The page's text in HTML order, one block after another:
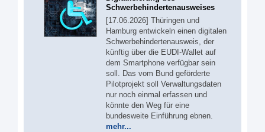
Schwerbehindertenausweises
[17.06.2026] Thüringen und
Hamburg entwickeln einen digitalen
Schwerbehindertenausweis, der
künftig über die EUDI-Wallet auf
dem Smartphone verfügbar sein
soll. Das vom Bund geförderte
Pilotprojekt soll Verwaltungsdaten
nur noch einmal erfassen und
könnte den Weg für eine
bundesweite Einführung ebnen.
mehr...